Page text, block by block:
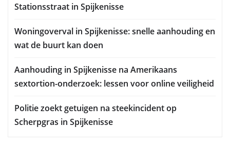
Stationsstraat in Spijkenisse
Woningoverval in Spijkenisse: snelle aanhouding en
wat de buurt kan doen
Aanhouding in Spijkenisse na Amerikaans
sextortion-onderzoek: lessen voor online veiligheid
Politie zoekt getuigen na steekincident op
Scherpgras in Spijkenisse